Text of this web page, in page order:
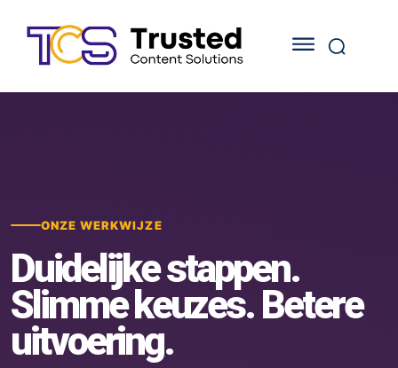
ONZE WERKWIJZE
Duidelijke stappen.
Slimme keuzes. Betere
uitvoering.